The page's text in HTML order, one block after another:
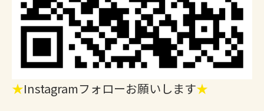
★Instagramフォローお願いします★